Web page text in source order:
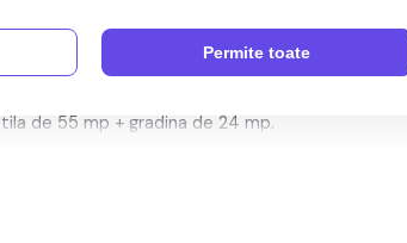
situat in localitatea Sibiu,
bloc cu regim de inaltime pe
de 55 mp + gradina de 24 mp.
Permite toate